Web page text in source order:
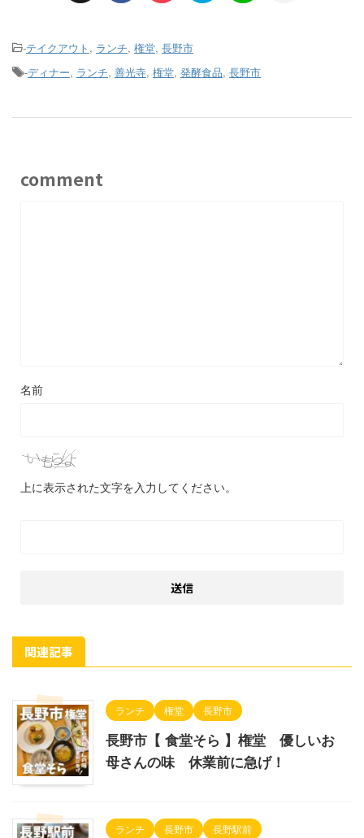
-テイクアウト , ランチ, 権堂, 長野市
-ディナー, ランチ, 善光寺, 権堂, 発酵食品, 長野市
comment
名前
上に表示された文字を入力してください。
関連記事
ランチ 権堂 長野市
長野市【 食堂そら 】権堂 優しいお
母さんの味 休業前に急げ！
ランチ 長野市 長野駅前